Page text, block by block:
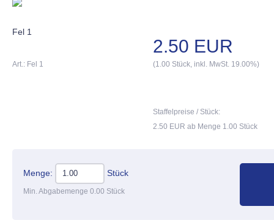
Fel 1
2.50 EUR
Art.: Fel 1 (1.00 Stück, inkl. MwSt. 19.00%)
Staffelpreise / Stück:
2.50 EUR ab Menge 1.00 Stück
Menge: Stück
Min. Abgabemenge 0.00 Stück